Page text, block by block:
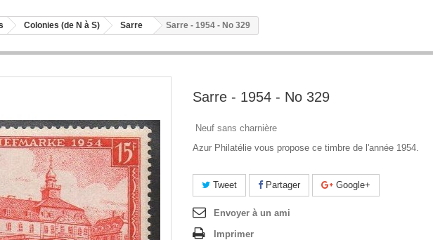
Colonies (de N à S) Sarre Sarre - 1954 - No 329
Sarre - 1954 - No 329
Neuf sans charnière
Azur Philatélie vous propose ce timbre de l'année 1954.
Tweet Partager Google+
Envoyer à un ami
Imprimer